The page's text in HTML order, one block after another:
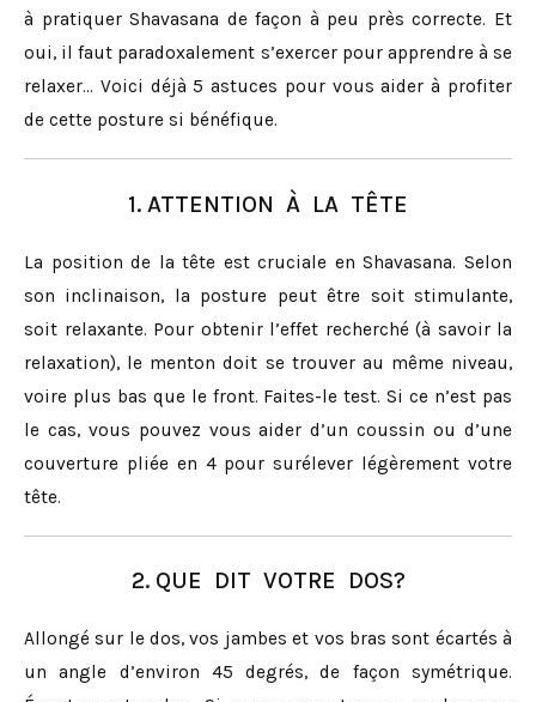
à pratiquer Shavasana de façon à peu près correcte. Et
oui, il faut paradoxalement s’exercer pour apprendre à se
relaxer… Voici déjà 5 astuces pour vous aider à profiter
de cette posture si bénéfique.
1. ATTENTION À LA TÊTE
La position de la tête est cruciale en Shavasana. Selon
son inclinaison, la posture peut être soit stimulante,
soit relaxante. Pour obtenir l’effet recherché (à savoir la
relaxation), le menton doit se trouver au même niveau,
voire plus bas que le front. Faites-le test. Si ce n’est pas
le cas, vous pouvez vous aider d’un coussin ou d’une
couverture pliée en 4 pour surélever légèrement votre
tête.
2. QUE DIT VOTRE DOS?
Allongé sur le dos, vos jambes et vos bras sont écartés à
un angle d’environ 45 degrés, de façon symétrique.